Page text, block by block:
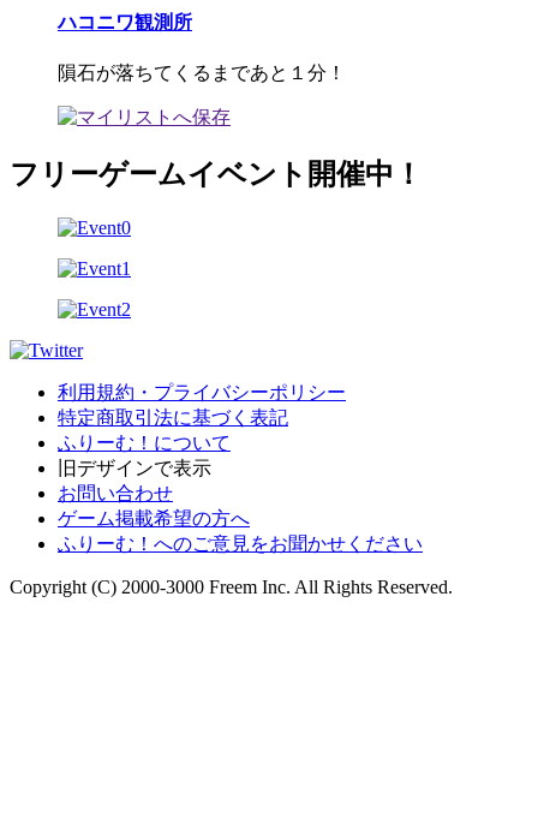
ハコニワ観測所
隕石が落ちてくるまであと１分！
フリーゲームイベント開催中！
利用規約・プライバシーポリシー
特定商取引法に基づく表記
ふりーむ！について
旧デザインで表示
お問い合わせ
ゲーム掲載希望の方へ
ふりーむ！へのご意見をお聞かせください
Copyright (C) 2000-3000 Freem Inc. All Rights Reserved.